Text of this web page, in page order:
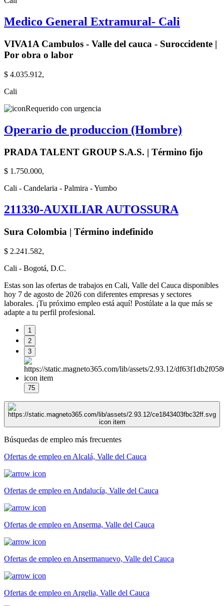
Medico General Extramural- Cali
VIVA1A Cambulos - Valle del cauca - Suroccidente |
Por obra o labor
$ 4.035.912,
Cali
Requerido con urgencia
Operario de produccion (Hombre)
PRADA TALENT GROUP S.A.S. | Término fijo
$ 1.750.000,
Cali - Candelaria - Palmira - Yumbo
211330-AUXILIAR AUTOSSURA
Sura Colombia | Término indefinido
$ 2.241.582,
Cali - Bogotá, D.C.
Estas son las ofertas de trabajos en Cali, Valle del Cauca disponibles
hoy 7 de agosto de 2026 con diferentes empresas y sectores
laborales. ¡Tu próximo empleo está aquí! Postúlate a la que más se
adapte a tu perfil profesional.
1
2
3
75
Búsquedas de empleo más frecuentes
Ofertas de empleo en Alcalá, Valle del Cauca
Ofertas de empleo en Andalucía, Valle del Cauca
Ofertas de empleo en Anserma, Valle del Cauca
Ofertas de empleo en Ansermanuevo, Valle del Cauca
Ofertas de empleo en Argelia, Valle del Cauca